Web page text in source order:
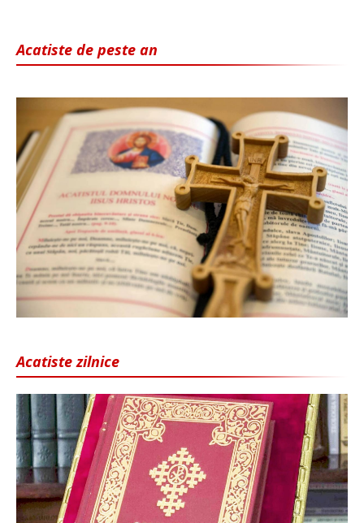
Acatiste de peste an
Acatiste zilnice